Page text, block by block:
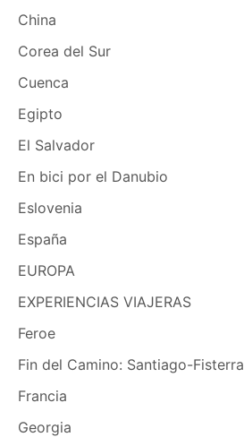
China
Corea del Sur
Cuenca
Egipto
El Salvador
En bici por el Danubio
Eslovenia
España
EUROPA
EXPERIENCIAS VIAJERAS
Feroe
Fin del Camino: Santiago-Fisterra
Francia
Georgia